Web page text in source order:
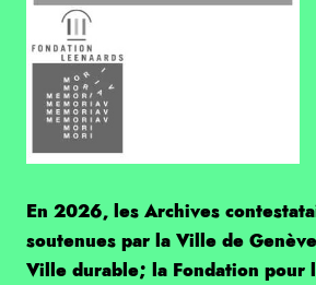
En 2026, les Archives
soutenues par la Ville de
Ville durable; la Fondation pour